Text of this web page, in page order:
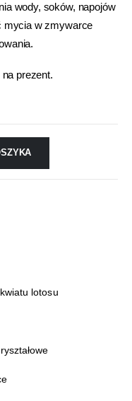
wody, soków, napojów
mycia w zmywarce
prezent.
lotosu